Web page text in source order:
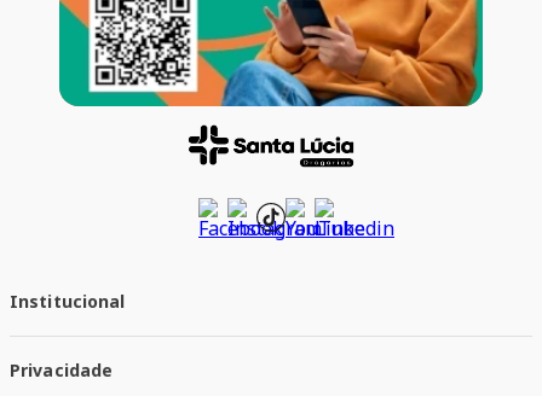
Institucional
Trabalhe conosco
Privacidade